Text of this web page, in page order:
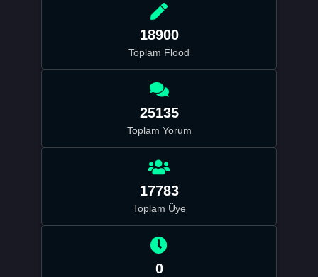
18900
Toplam Flood
25135
Toplam Yorum
17783
Toplam Üye
0